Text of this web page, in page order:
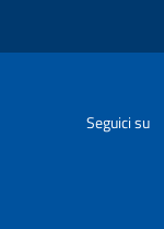
Seguici su